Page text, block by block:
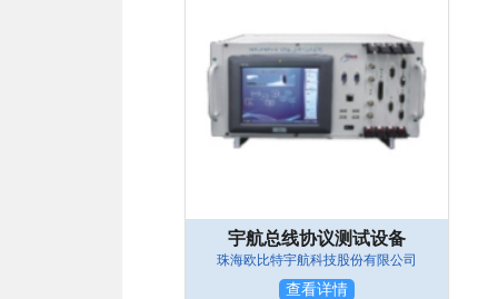
宇航总线协议测试设备
珠海欧比特宇航科技股份有限公司
查看详情